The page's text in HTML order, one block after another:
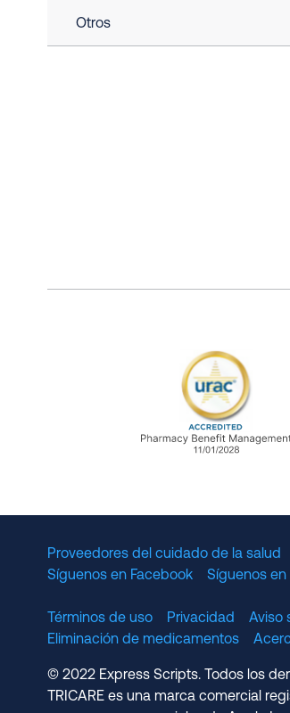
Otros
Proveedores del cuidado de la salud
Síguenos en Facebook
Síguenos
Términos de uso Privacidad Aviso
Eliminación de medicamentos
© 2022 Express Scripts. Todos los
TRICARE es una marca comercial